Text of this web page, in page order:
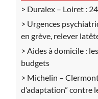
Duralex – Loiret :
Urgences
en grève, relever
Aides à domicile :
budgets
Michelin –
d’adaptation” contre